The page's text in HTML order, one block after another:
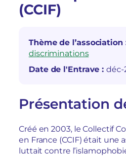
(CCIF)
Thème de l’association
discriminations
Date de l'Entrave : déc-
Présentation
Créé en 2003, le Collectif
en France (CCIF) était une
luttait contre